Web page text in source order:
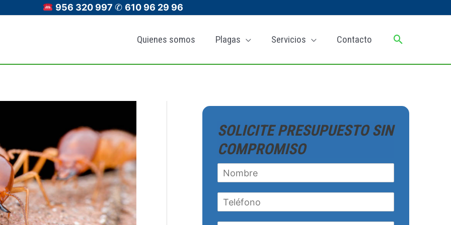
956 320 997 ✆ 610 96 29 96
Quienes somos Plagas Servicios Contacto Buscar
SOLICITE PRESUPUESTO SIN
COMPROMISO